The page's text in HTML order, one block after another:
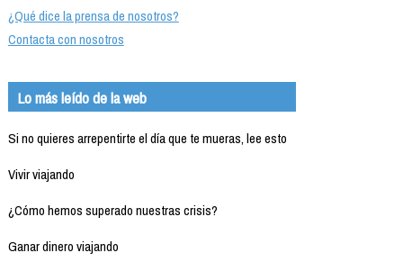
¿Qué dice la prensa de nosotros?
Contacta con nosotros
Lo más leído de la web
Si no quieres arrepentirte el día que te mueras, lee esto
Vivir viajando
¿Cómo hemos superado nuestras crisis?
Ganar dinero viajando